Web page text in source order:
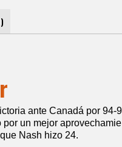
ante Canadá por 94-
un mejor
Nash hizo 24.